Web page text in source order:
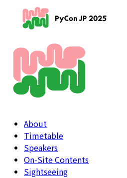
About
Timetable
Speakers
On-Site Contents
Sightseeing